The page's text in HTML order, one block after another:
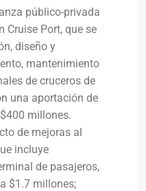
público-privada
Cruise Port, que se
diseño y
mantenimiento
de cruceros de
una aportación de
millones.
de mejoras al
incluye
de pasajeros,
$1.7 millones;